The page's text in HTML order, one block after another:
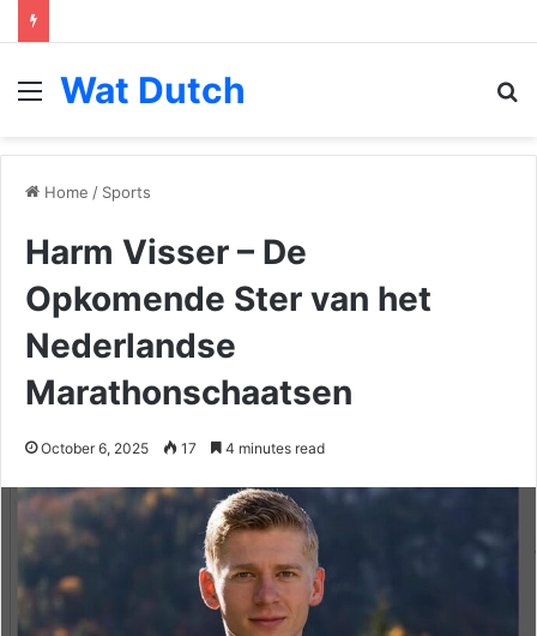
Menu
Wat Dutch
Home / Sports
Harm Visser – De
Opkomende Ster van het
Nederlandse
Marathonschaatsen
October 6, 2025 17 4 minutes read